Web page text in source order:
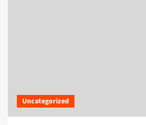
Uncategorized